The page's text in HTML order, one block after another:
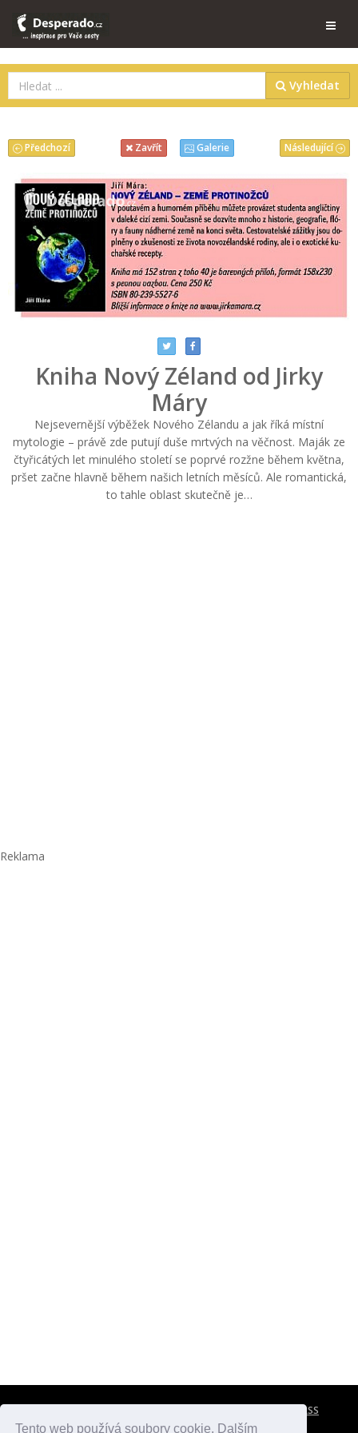
Tento web používá soubory cookie. Dalším
Vyhledat
Následující
Předchozí Zavřít Galerie
Kniha Nový Zéland od Jirky
Máry
Nejsevernější výběžek Nového Zélandu a jak říká místní
mytologie – právě zde putují duše mrtvých na věčnost. Maják ze
čtyřicátých let minulého století se poprvé rozžne během května,
pršet začne hlavně během našich letních měsíců. Ale romantická,
to tahle oblast skutečně je…
Reklama
RSS